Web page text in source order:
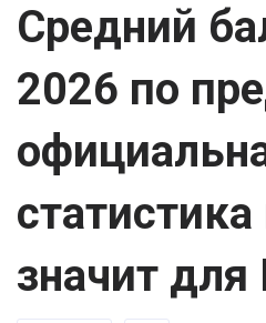
Средний
2026 по
значит